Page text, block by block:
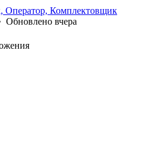
Оператор, Комплектовщик
Обновлено вчера